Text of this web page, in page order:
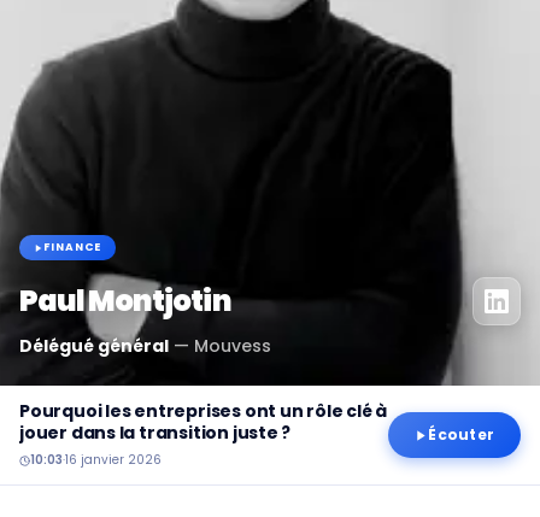
FINANCE
Paul Montjotin
Délégué général — Mouvess
Pourquoi les entreprises ont un rôle clé à
jouer dans la transition juste ?
10:03·16 janvier 2026
Écouter